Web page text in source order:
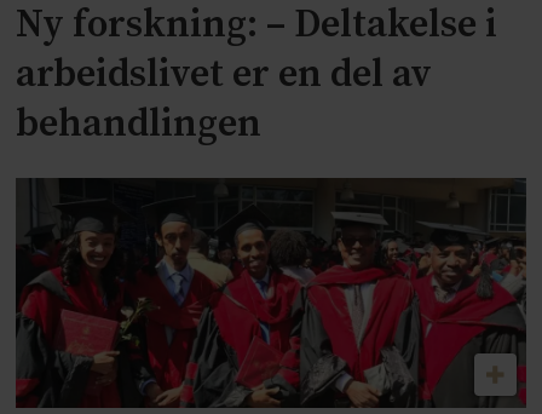
Ny forskning: – Deltakelse i
arbeidslivet er en del av
behandlingen